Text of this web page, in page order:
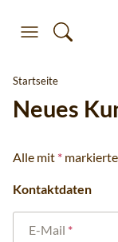
Startseite
Neues
Alle mit *
Kontaktdaten
E-Mail